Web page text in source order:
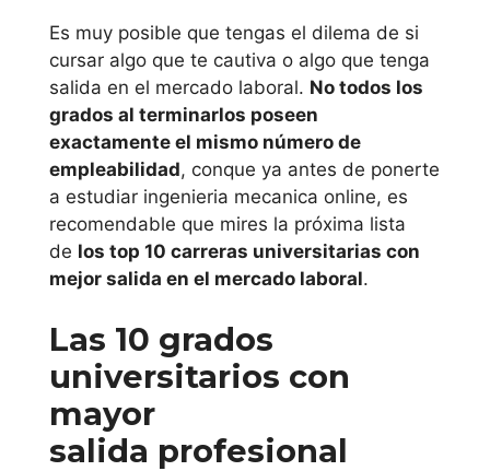
Es muy posible que tengas el dilema de si
cursar algo que te cautiva o algo que tenga
salida en el mercado laboral. No todos los
grados al terminarlos poseen
exactamente el mismo número de
empleabilidad, conque ya antes de ponerte
a estudiar ingenieria mecanica online, es
recomendable que mires la próxima lista
de los top 10 carreras universitarias con
mejor salida en el mercado laboral.
Las 10 grados
universitarios con
mayor
salida profesional